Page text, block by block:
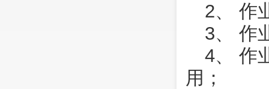
2、 作
3、 作
4、 作
用；